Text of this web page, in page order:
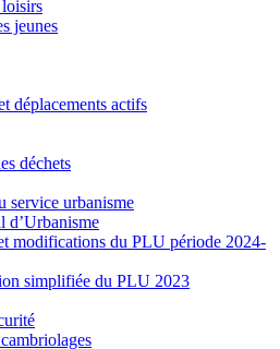
jeunes
déplacements actifs
déchets
service urbanisme
d’Urbanisme
modifications du PLU période 2024-
simplifiée du PLU 2023